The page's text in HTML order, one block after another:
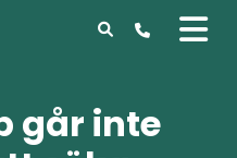
går inte